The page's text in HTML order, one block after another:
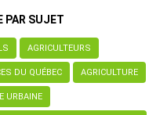
PAR SUJET
AGRICULTEURS
DU QUÉBEC AGRICULTURE
URBAINE